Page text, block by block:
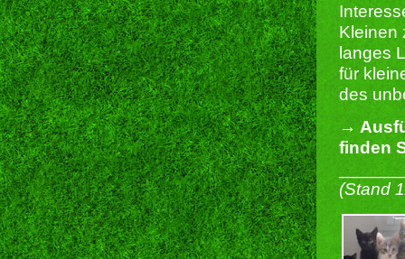
Kleinen
langes
für
des
→
finden
(Stand